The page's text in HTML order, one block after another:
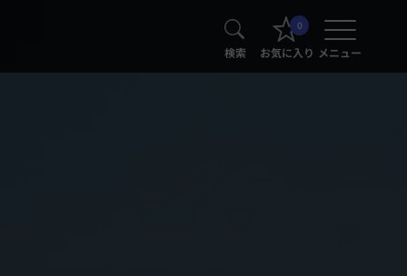
検索
0
お気に入り メニュー